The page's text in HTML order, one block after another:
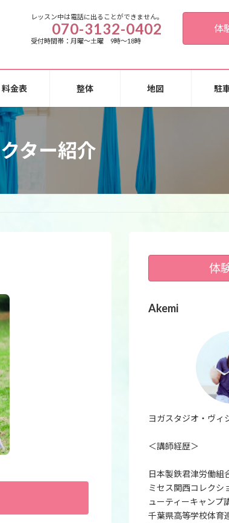
レッスン中は電話に出ることができません。
070-3132-0402
受付時間帯：月曜～土曜 9時～18時
体
料金表 整体 地図 駐
ター紹介
体
Akemi
ヨガスタジオ・ヴィ
＜講師経歴＞
日本製鉄君津労働組
ミセス関西コレクシ
ューティーキャンプ
千葉県高等学校体育